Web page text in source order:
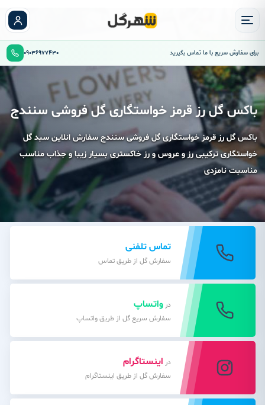
برای سفارش سریع با ما تماس بگیرید 09036977430
باکس گل رز قرمز خواستگاری گل فروشی سنندج
باکس گل رز قرمز خواستگاری گل فروشی سنندج سفارش انلاین سبد گل
خواستگاری ترکیبی رز و عروس و رز خاکستری بسیار زیبا و جذاب مناسب
مناسبت نامزدی
تماس تلفنی
سفارش گل از طریق تماس
در واتساپ
سفارش سریع گل از طریق واتساپ
در اینستاگرام
سفارش گل از طریق اینستاگرام